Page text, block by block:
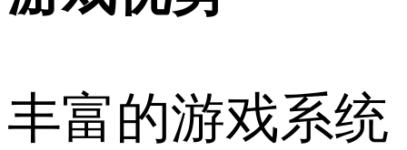
丰富的游戏系统